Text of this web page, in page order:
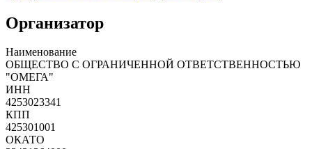
Организатор
Наименование
ОБЩЕСТВО С ОГРАНИЧЕННОЙ ОТВЕТСТВЕННОСТЬЮ
"ОМЕГА"
ИНН
4253023341
КПП
425301001
ОКАТО